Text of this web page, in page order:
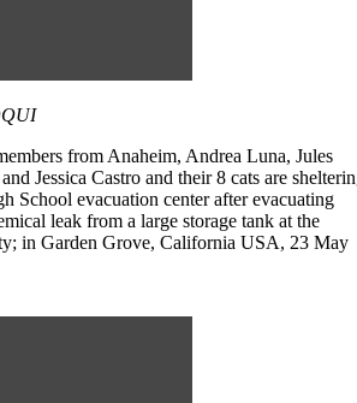
from Anaheim, Andrea Luna, Jules
Jessica Castro and their 8 cats are
School evacuation center after evacuating
leak from a large storage tank at the
in Garden Grove, California USA, 23 May